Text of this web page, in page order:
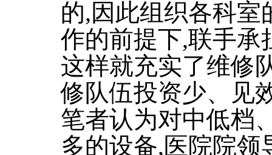
的,因此组织各科室
作的前提下,联手承
这样就充实了维修
修队伍投资少、见
笔者认为对中低档
多的设备,医院院